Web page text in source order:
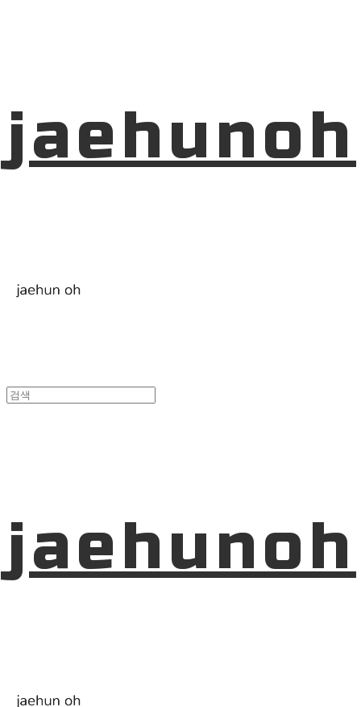
jaehunoh
jaehunoh